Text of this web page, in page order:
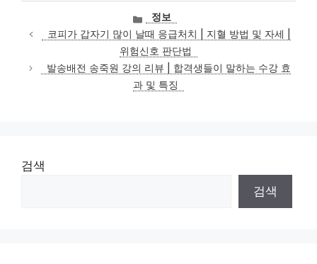
카
테
고
리
정보
코피가 갑자기 많이 날때 응급처치 | 지혈 방법 및 자세 |
위험신호 판단법
발송배전 송죽원 강의 리뷰 | 합격생들이 말하는 수강 효
과 및 특징
검색
검색